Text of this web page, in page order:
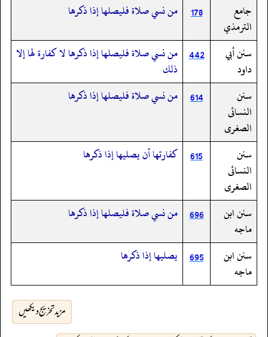
جامع
الترمذي
178 من نسي صلاة فليصلها إذا ذكرها
سنن أبي
داود
442 من نسي صلاة فليصلها إذا ذكرها لا كفارة لها إلا
ذلك
سنن
النسائى
الصغرى
614 من نسي صلاة فليصلها إذا ذكرها
سنن
النسائى
الصغرى
615 كفارتها أن يصليها إذا ذكرها
سنن ابن
ماجه
696 من نسي صلاة فليصلها إذا ذكرها
سنن ابن
ماجه
695 يصليها إذا ذكرها
مزید تخریج دیکھیں